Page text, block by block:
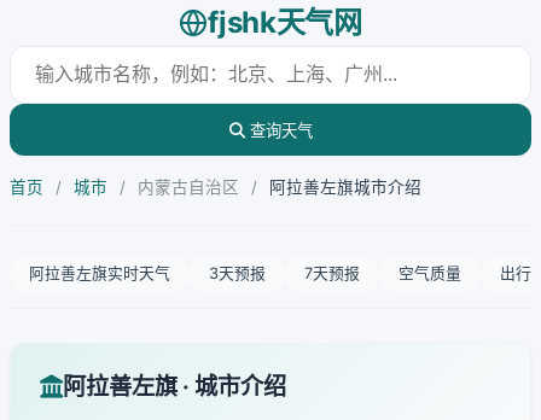
fjshk天气网
查询天气
首页 / 城市 / 内蒙古自治区 / 阿拉善左旗城市介绍
阿拉善左旗实时天气 3天预报 7天预报 空气质量 出行
阿拉善左旗 · 城市介绍